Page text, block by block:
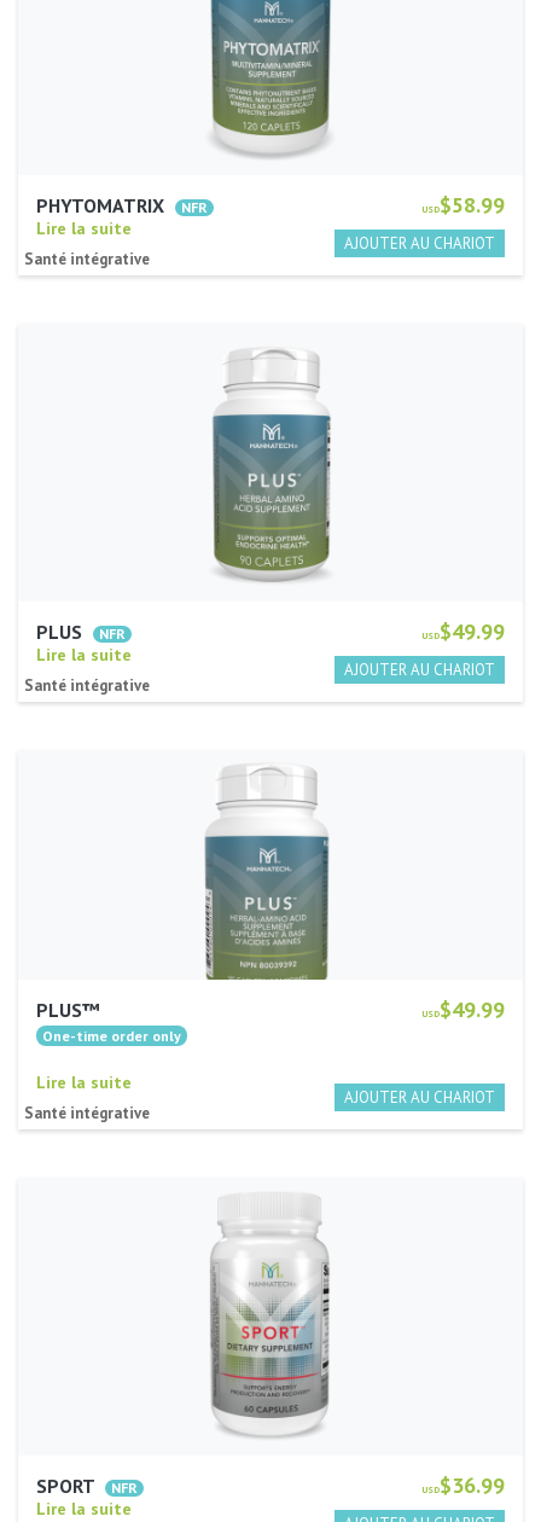
USD$58.99
PHYTOMATRIX
Lire la suite
Santé intégrative
USD$49.99
PLUS
Lire la suite
Santé intégrative
USD$49.99
PLUS™
Lire la suite
Santé intégrative
USD$36.99
SPORT
Lire la suite